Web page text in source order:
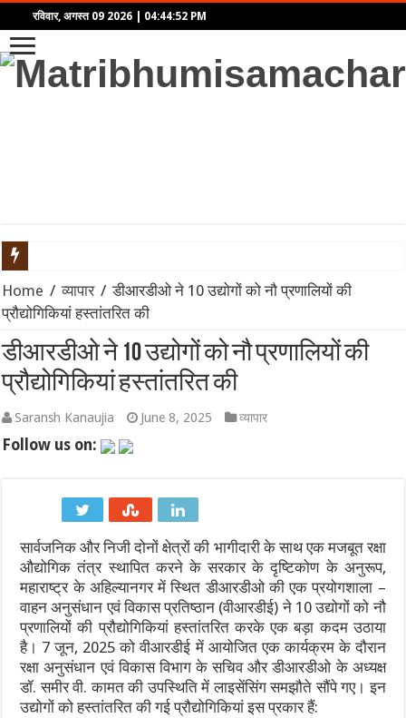
रविवार, अगस्त 09 2026 04:44:52 PM
NSE और BSE का मॉक ट्रेडिंग सेशन: जानिए क्यों हुई शनिवार को
महाराष्ट्र की राजनीति में हलचल: NCP (शरदचंद्र पवार) के 8 सांसद 10
Tata Motors Onam Festive Offer 2026: ओणम पर टाटा कार
KBC 18 Start Date: आमिर खान, सनी देओल और प्रीति जिंटा संग शुरू
AHF Junior Asia Cup 2026: अनमोल एक्का की कप्तानी में भारतीय
‘राष्ट्रपति मालिक नहीं, अस्थायी किराएदार हैं’: अमेरिकी कोर्ट ने ट्रंप के
रूस से तेल खरीदने पर भारत पर 100% टैरिफ का खतरा? जानिए अमेरिकी
विमेंस टी20 एशिया कप 2026 से पहले भारत को बड़ा झटका: चोट के
राष्ट्रगान और राष्ट्रगीत के सम्मान को लेकर कड़ा हुआ कानून: अनादर या
Home / व्यापार / डीआरडीओ ने 10 उद्योगों को नौ प्रणालियों की
प्रौद्योगिकियां हस्तांतरित की
डीआरडीओ ने 10 उद्योगों को नौ प्रणालियों की
प्रौद्योगिकियां हस्तांतरित की
Saransh Kanaujia June 8, 2025 व्यापार
Follow us on:
सार्वजनिक और निजी दोनों क्षेत्रों की भागीदारी के साथ एक मजबूत रक्षा
औद्योगिक तंत्र स्थापित करने के सरकार के दृष्टिकोण के अनुरूप,
महाराष्ट्र के अहिल्यानगर में स्थित डीआरडीओ की एक प्रयोगशाला –
वाहन अनुसंधान एवं विकास प्रतिष्ठान (वीआरडीई) ने 10 उद्योगों को नौ
प्रणालियों की प्रौद्योगिकियां हस्तांतरित करके एक बड़ा कदम उठाया
है। 7 जून, 2025 को वीआरडीई में आयोजित एक कार्यक्रम के दौरान
रक्षा अनुसंधान एवं विकास विभाग के सचिव और डीआरडीओ के अध्यक्ष
डॉ. समीर वी. कामत की उपस्थिति में लाइसेंसिंग समझौते सौंपे गए। इन
उद्योगों को हस्तांतरित की गई प्रौद्योगिकियां इस प्रकार हैं: